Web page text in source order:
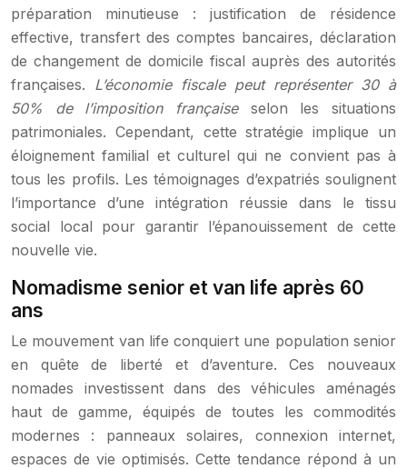
préparation minutieuse : justification de résidence
effective, transfert des comptes bancaires, déclaration
de changement de domicile fiscal auprès des autorités
françaises. L’économie fiscale peut représenter 30 à
50% de l’imposition françaiseselon les situations
patrimoniales. Cependant, cette stratégie implique un
éloignement familial et culturel qui ne convient pas à
tous les profils. Les témoignages d’expatriés soulignent
l’importance d’une intégration réussie dans le tissu
social local pour garantir l’épanouissement de cette
nouvelle vie.
Nomadisme senior et van life après 60
ans
Le mouvement van life conquiert une population senior
en quête de liberté et d’aventure. Ces nouveaux
nomades investissent dans des véhicules aménagés
haut de gamme, équipés de toutes les commodités
modernes : panneaux solaires, connexion internet,
espaces de vie optimisés. Cette tendance répond à un